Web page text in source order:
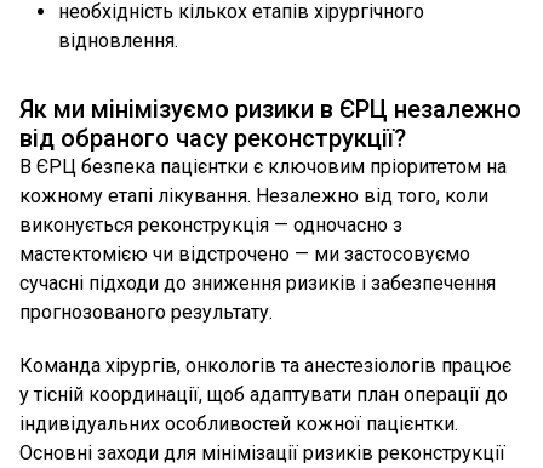
необхідність кількох етапів хірургічного
відновлення.
Як ми мінімізуємо ризики в ЄРЦ незалежно
від обраного часу реконструкції?
В ЄРЦ безпека пацієнтки є ключовим пріоритетом на
кожному етапі лікування. Незалежно від того, коли
виконується реконструкція — одночасно з
мастектомією чи відстрочено — ми застосовуємо
сучасні підходи до зниження ризиків і забезпечення
прогнозованого результату.
Команда хірургів, онкологів та анестезіологів працює
у тісній координації, щоб адаптувати план операції до
індивідуальних особливостей кожної пацієнтки.
Основні заходи для мінімізації ризиків реконструкції